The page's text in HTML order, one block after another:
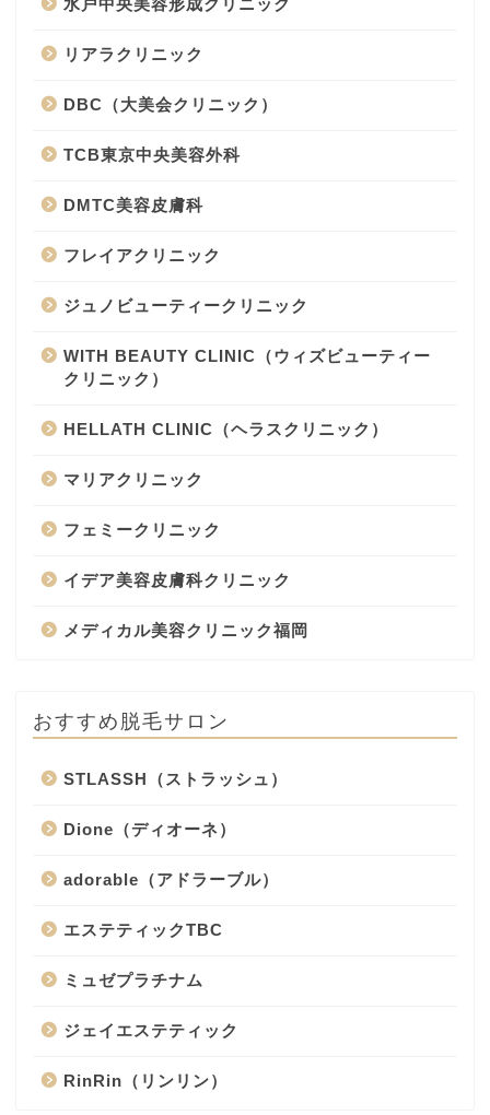
水戸中央美容形成クリニック
リアラクリニック
DBC（大美会クリニック）
TCB東京中央美容外科
DMTC美容皮膚科
フレイアクリニック
ジュノビューティークリニック
WITH BEAUTY CLINIC（ウィズビューティー
クリニック）
HELLATH CLINIC（ヘラスクリニック）
マリアクリニック
フェミークリニック
イデア美容皮膚科クリニック
メディカル美容クリニック福岡
おすすめ脱毛サロン
STLASSH（ストラッシュ）
Dione（ディオーネ）
adorable（アドラーブル）
エステティックTBC
ミュゼプラチナム
ジェイエステティック
RinRin（リンリン）